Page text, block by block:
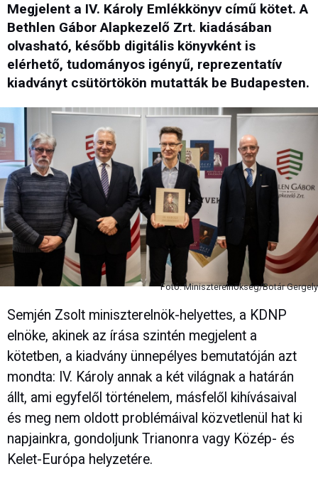
Megjelent a IV. Károly Emlékkönyv című kötet. A
Bethlen Gábor Alapkezelő Zrt. kiadásában
olvasható, később digitális könyvként is
elérhető, tudományos igényű, reprezentatív
kiadványt csütörtökön mutatták be Budapesten.
Fotó: Miniszterelnökség/Botár Gergely
Semjén Zsolt miniszterelnök-helyettes, a KDNP
elnöke, akinek az írása szintén megjelent a
kötetben, a kiadvány ünnepélyes bemutatóján azt
mondta: IV. Károly annak a két világnak a határán
állt, ami egyfelől történelem, másfelől kihívásaival
és meg nem oldott problémáival közvetlenül hat ki
napjainkra, gondoljunk Trianonra vagy Közép- és
Kelet-Európa helyzetére.